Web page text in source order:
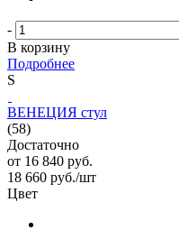
-
В корзину
Подробнее
S
ВЕНЕЦИЯ стул
(58)
Достаточно
от 16 840 руб.
18 660 руб./шт
Цвет